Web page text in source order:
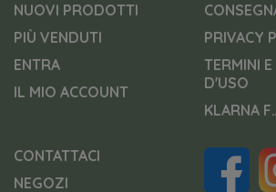
NUOVI PRODOTTI
PIÙ VENDUTI
ENTRA
IL MIO ACCOUNT
PRIVACY
TERMINI
D'USO
KLARNA
CONTATTACI
NEGOZI